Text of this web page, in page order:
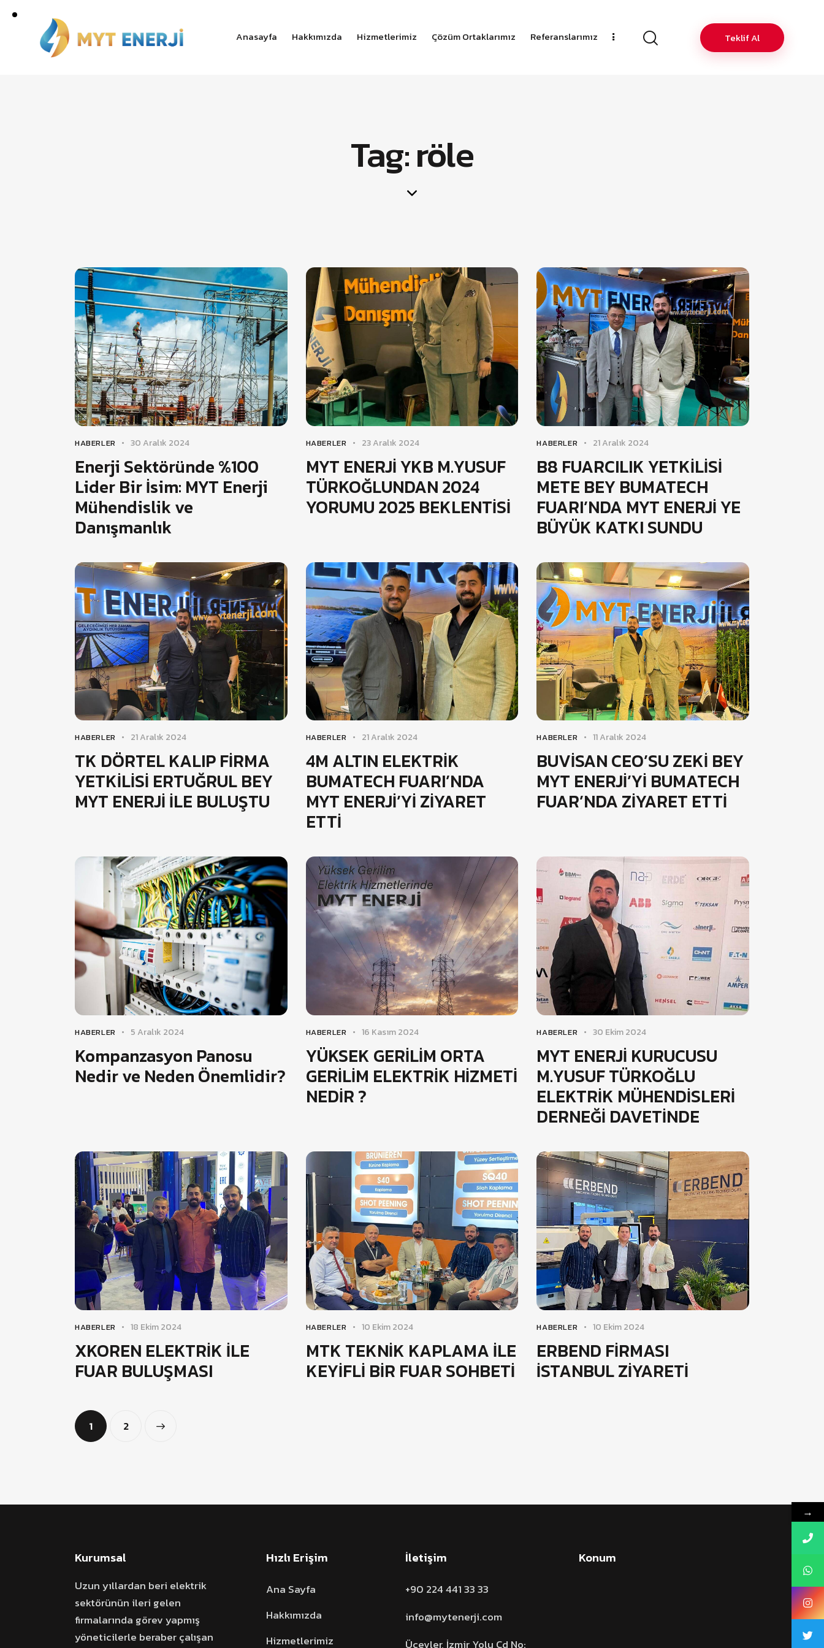
Anasayfa Hakkımızda Hizmetlerimiz Çözüm Ortaklarımız Referanslarımız Teklif Al
Tag: röle
HABERLER 30 Aralık 2024
Enerji Sektöründe %100
Lider Bir İsim: MYT Enerji
Mühendislik ve
Danışmanlık
HABERLER 23 Aralık 2024
MYT ENERJİ YKB M.YUSUF
TÜRKOĞLUNDAN 2024
YORUMU 2025 BEKLENTİSİ
HABERLER 21 Aralık 2024
B8 FUARCILIK YETKİLİSİ
METE BEY BUMATECH
FUARI’NDA MYT ENERJİ YE
BÜYÜK KATKI SUNDU
HABERLER 21 Aralık 2024
TK DÖRTEL KALIP FİRMA
YETKİLİSİ ERTUĞRUL BEY
MYT ENERJİ İLE BULUŞTU
HABERLER 21 Aralık 2024
4M ALTIN ELEKTRİK
BUMATECH FUARI’NDA
MYT ENERJİ’Yİ ZİYARET
ETTİ
HABERLER 11 Aralık 2024
BUVİSAN CEO’SU ZEKİ BEY
MYT ENERJİ’Yİ BUMATECH
FUAR’NDA ZİYARET ETTİ
HABERLER 5 Aralık 2024
Kompanzasyon Panosu
Nedir ve Neden Önemlidir?
HABERLER 16 Kasım 2024
YÜKSEK GERİLİM ORTA
GERİLİM ELEKTRİK HİZMETİ
NEDİR ?
HABERLER 30 Ekim 2024
MYT ENERJİ KURUCUSU
M.YUSUF TÜRKOĞLU
ELEKTRİK MÜHENDİSLERİ
DERNEĞİ DAVETİNDE
HABERLER 18 Ekim 2024
XKOREN ELEKTRİK İLE
FUAR BULUŞMASI
HABERLER 10 Ekim 2024
MTK TEKNİK KAPLAMA İLE
KEYİFLİ BİR FUAR SOHBETİ
HABERLER 10 Ekim 2024
ERBEND FİRMASI
İSTANBUL ZİYARETİ
1 2
Kurumsal
Uzun yıllardan beri elektrik
sektörünün ileri gelen
firmalarında görev yapmış
yöneticilerle beraber çalışan
Hızlı Erişim
Ana Sayfa
Hakkımızda
Hizmetlerimiz
İletişim
+90 224 441 33 33
info@mytenerji.com
Üçevler, İzmir Yolu Cd No:
Konum
→